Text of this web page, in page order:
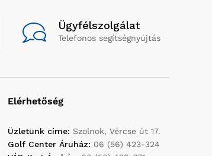
Ügyfélszolgálat
Telefonos segítségnyújtás
Elérhetőség
Üzletünk címe: Szolnok, Vércse út 17.
Golf Center Áruház: 06 (56) 423-324